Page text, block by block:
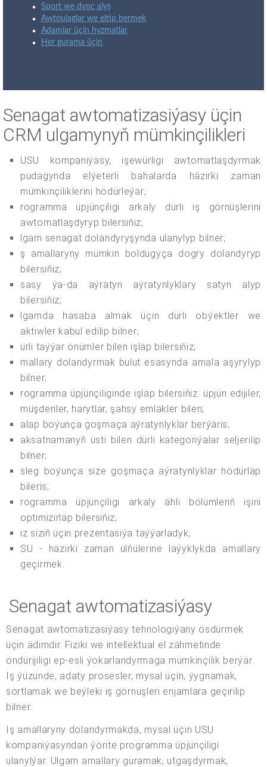
Sport we dynç alyş
Awtoulaglar we eltip bermek
Adamlar üçin hyzmatlar
Her gurama üçin
Senagat awtomatizasiýasy üçin
CRM ulgamynyň mümkinçilikleri
USU kompaniýasy, işewürligi awtomatlaşdyrmak
pudagynda elýeterli bahalarda häzirki zaman
mümkinçiliklerini hödürleýär;
rogramma üpjünçiligi arkaly dürli iş görnüşlerini
awtomatlaşdyryp bilersiňiz;
lgam senagat dolandyryşynda ulanylyp bilner;
ş amallaryny mümkin boldugyça dogry dolandyryp
bilersiňiz;
sasy ýa-da aýratyn aýratynlyklary satyn alyp
bilersiňiz;
lgamda hasaba almak üçin dürli obýektler we
aktiwler kabul edilip bilner;
ürli taýýar önümler bilen işläp bilersiňiz;
mallary dolandyrmak bulut esasynda amala aşyrylyp
bilner;
rogramma üpjünçiliginde işläp bilersiňiz: üpjün edijiler,
müşderiler, harytlar, şahsy emläkler bilen;
alap boýunça goşmaça aýratynlyklar berýäris;
aksatnamanyň üsti bilen dürli kategoriýalar seljerilip
bilner;
sleg boýunça size goşmaça aýratynlyklar hödürläp
bileris;
rogramma üpjünçiligi arkaly ähli bölümleriň işini
optimizirläp bilersiňiz;
iz siziň üçin prezentasiýa taýýarladyk;
SU - häzirki zaman ülňülerine laýyklykda amallary
geçirmek.
Senagat awtomatizasiýasy
Senagat awtomatizasiýasy tehnologiýany ösdürmek
üçin ädimdir. Fiziki we intellektual el zähmetinde
öndürijiligi ep-esli ýokarlandyrmaga mümkinçilik berýär.
Iş ýüzünde, adaty prosesler, mysal üçin, ýygnamak,
sortlamak we beýleki iş görnüşleri enjamlara geçirilip
bilner.
Iş amallaryny dolandyrmakda, mysal üçin USU
kompaniýasyndan ýörite programma üpjünçiligi
ulanylýar. Ulgam amallary guramak, utgaşdyrmak,